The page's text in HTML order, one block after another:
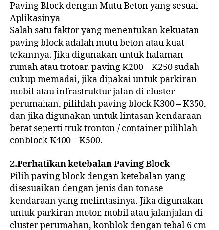
Paving Block dengan Mutu Beton yang sesuai
Aplikasinya
Salah satu faktor yang menentukan kekuatan
paving block adalah mutu beton atau kuat
tekannya. Jika digunakan untuk halaman
rumah atau trotoar, paving K200 – K250 sudah
cukup memadai, jika dipakai untuk parkiran
mobil atau infrastruktur jalan di cluster
perumahan, pilihlah paving block K300 – K350,
dan jika digunakan untuk lintasan kendaraan
berat seperti truk tronton / container pilihlah
conblock K400 – K500.
2.Perhatikan ketebalan Paving Block
Pilih paving block dengan ketebalan yang
disesuaikan dengan jenis dan tonase
kendaraan yang melintasinya. Jika digunakan
untuk parkiran motor, mobil atau jalanjalan di
cluster perumahan, konblok dengan tebal 6 cm